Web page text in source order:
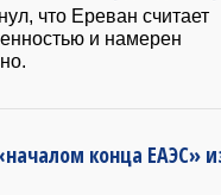
что Ереван считает
и намерен
конца ЕАЭС»